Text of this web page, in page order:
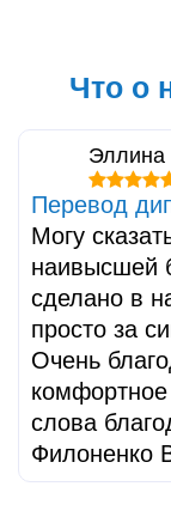
Что о
Эллина
Перевод
Могу
наивысшей
сделано в
просто за
Очень
слова
Филоненко